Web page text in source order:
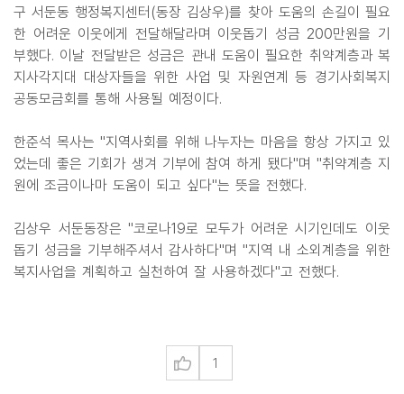
구 서둔동 행정복지센터(동장 김상우)를 찾아 도움의 손길이 필요
한 어려운 이웃에게 전달해달라며 이웃돕기 성금 200만원을 기
부했다. 이날 전달받은 성금은 관내 도움이 필요한 취약계층과 복
지사각지대 대상자들을 위한 사업 및 자원연계 등 경기사회복지
공동모금회를 통해 사용될 예정이다.
한준석 목사는 "지역사회를 위해 나누자는 마음을 항상 가지고 있
었는데 좋은 기회가 생겨 기부에 참여 하게 됐다"며 "취약계층 지
원에 조금이나마 도움이 되고 싶다"는 뜻을 전했다.
김상우 서둔동장은 "코로나19로 모두가 어려운 시기인데도 이웃
돕기 성금을 기부해주셔서 감사하다"며 "지역 내 소외계층을 위한
복지사업을 계획하고 실천하여 잘 사용하겠다"고 전했다.
1